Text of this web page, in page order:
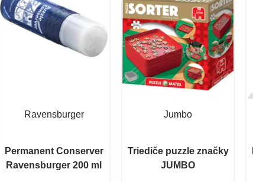
Ravensburger
Permanent Conserver
Ravensburger 200 ml
Jumbo
Triediče puzzle značky
JUMBO